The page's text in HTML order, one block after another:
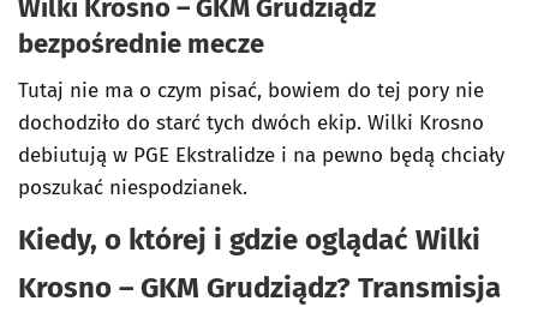
Wilki Krosno – GKM Grudziądz
bezpośrednie mecze
Tutaj nie ma o czym pisać, bowiem do tej pory nie
dochodziło do starć tych dwóch ekip. Wilki Krosno
debiutują w PGE Ekstralidze i na pewno będą chciały
poszukać niespodzianek.
Kiedy, o której i gdzie oglądać Wilki
Krosno – GKM Grudziądz? Transmisja